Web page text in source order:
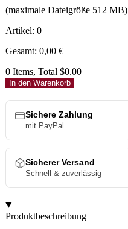
(maximale Dateigröße 512 MB)
Artikel: 0
Gesamt: 0,00 €
0 Items, Total $0.00
In den Warenkorb
Sichere Zahlung
mit PayPal
Sicherer Versand
Schnell & zuverlässig
Produktbeschreibung